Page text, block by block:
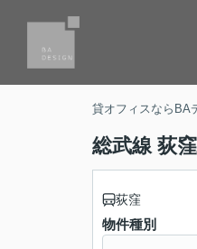
貸オフィスならBA
総武線 荻
荻窪
物件種別